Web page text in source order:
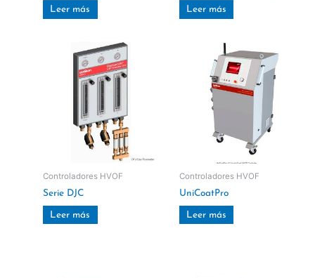
Leer más Leer más
Controladores HVOF
Serie DJC
Leer más
Controladores HVOF
UniCoatPro
Leer más